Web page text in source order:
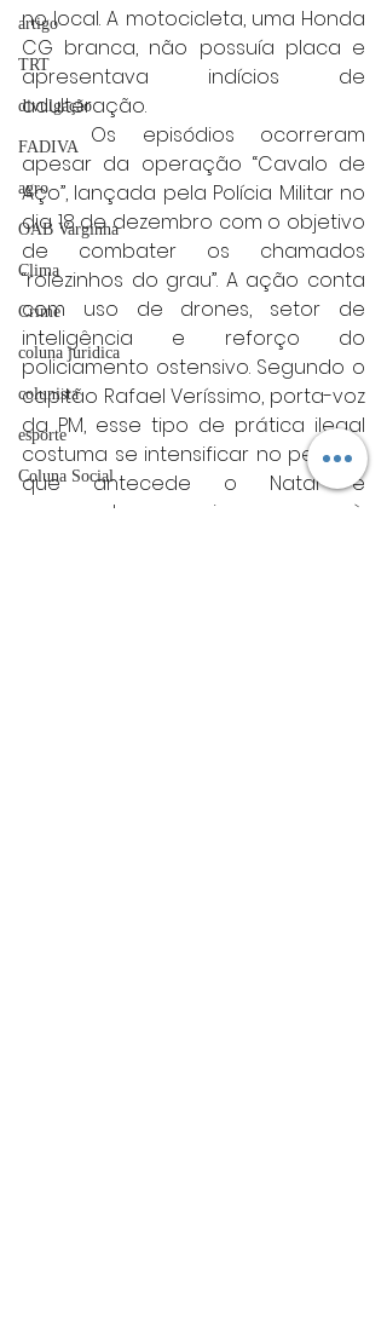
artigo
TRT
divulgação
FADIVA
agro
OAB Varginha
Clima
Crime
coluna juridica
colunista
esporte
Coluna Social
no local. A motocicleta, uma Honda
CG branca, não possuía placa e
apresentava indícios de
adulteração.
	Os episódios ocorreram
apesar da operação “Cavalo de
Aço”, lançada pela Polícia Militar no
dia 18 de dezembro com o objetivo
de combater os chamados
“rolezinhos do grau”. A ação conta
com uso de drones, setor de
inteligência e reforço do
policiamento ostensivo. Segundo o
capitão Rafael Veríssimo, porta-voz
da PM, esse tipo de prática ilegal
costuma se intensificar no período
que antecede o Natal e
representa um risco grave à